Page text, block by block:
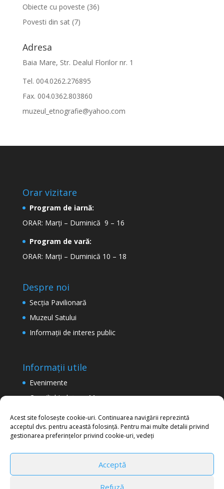
Acest site folosește cookie-uri. Continuarea navigării reprezintă
acceptul dvs. pentru această folosință. Pentru mai multe detalii privind
gestionarea preferințelor privind cookie-uri, vedeți
Acceptă
Refuză
Obiecte cu poveste (36)
Povesti din sat(7)
Adresa
Baia Mare, Str. Dealul Florilor nr. 1
Tel. 004.0262.276895
Fax. 004.0362.803860
muzeul_etnografie@yahoo.com
Orar vizitare
Program de iarnă:
ORAR: Marți – Duminică 9 – 16
Program de vară:
ORAR: Marți – Duminică 10 – 18
Despre noi
Secţia Pavilionară
Muzeul Satului
Informaţii de interes public
Informații utile
Evenimente
Consiliul Județean Maramureș
Politica de confidențialitate